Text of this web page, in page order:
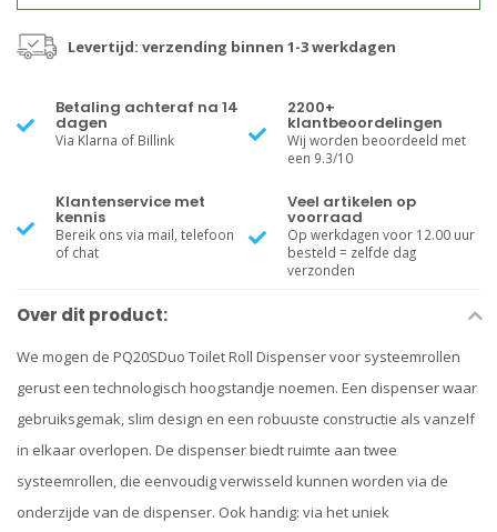
Levertijd: verzending binnen 1-3 werkdagen
Betaling achteraf na 14
dagen
Via Klarna of Billink
2200+
klantbeoordelingen
Wij worden beoordeeld met
een 9.3/10
Klantenservice met
kennis
Bereik ons via mail, telefoon
of chat
Veel artikelen op
voorraad
Op werkdagen voor 12.00 uur
besteld = zelfde dag
verzonden
Over dit product:
We mogen de PQ20SDuo Toilet Roll Dispenser voor systeemrollen
gerust een technologisch hoogstandje noemen. Een dispenser waar
gebruiksgemak, slim design en een robuuste constructie als vanzelf
in elkaar overlopen. De dispenser biedt ruimte aan twee
systeemrollen, die eenvoudig verwisseld kunnen worden via de
onderzijde van de dispenser. Ook handig: via het uniek